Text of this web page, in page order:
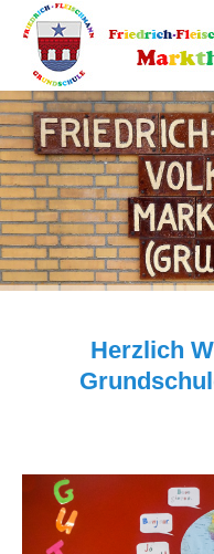
Herzlich